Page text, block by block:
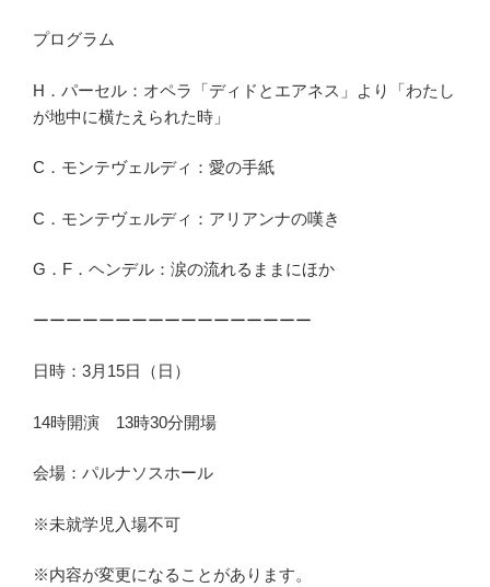
プログラム
H．パーセル：オペラ「ディドとエアネス」より「わたし
が地中に横たえられた時」
C．モンテヴェルディ：愛の手紙
C．モンテヴェルディ：アリアンナの嘆き
G．F．ヘンデル：涙の流れるままにほか
ーーーーーーーーーーーーーーーーー
日時：3月15日（日）
14時開演 13時30分開場
会場：パルナソスホール
※未就学児入場不可
※内容が変更になることがあります。